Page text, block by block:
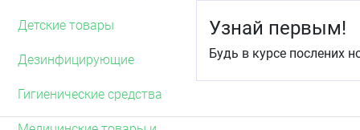
Детские товары
Дезинфицирующие
Гигиенические средства
Узнай первым!
Будь в курсе послених